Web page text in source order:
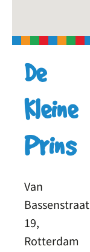
De
Kleine
Prins
Van
Bassenstraat
19,
Rotterdam